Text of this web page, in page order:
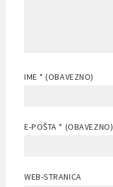
IME * (OBAVEZNO)
E-POŠTA * (OBAVEZNO)
WEB-STRANICA